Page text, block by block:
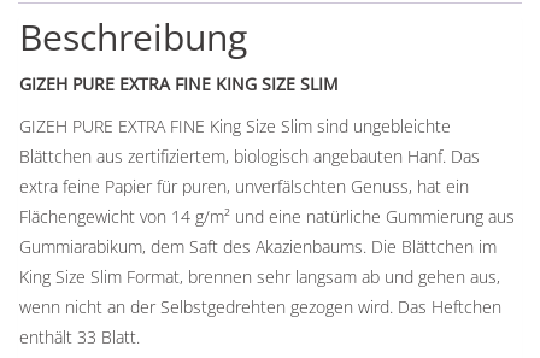
Beschreibung
GIZEH PURE EXTRA FINE KING SIZE SLIM
GIZEH PURE EXTRA FINE King Size Slim sind ungebleichte
Blättchen aus zertifiziertem, biologisch angebauten Hanf. Das
extra feine Papier für puren, unverfälschten Genuss, hat ein
Flächengewicht von 14 g/m² und eine natürliche Gummierung aus
Gummiarabikum, dem Saft des Akazienbaums. Die Blättchen im
King Size Slim Format, brennen sehr langsam ab und gehen aus,
wenn nicht an der Selbstgedrehten gezogen wird. Das Heftchen
enthält 33 Blatt.